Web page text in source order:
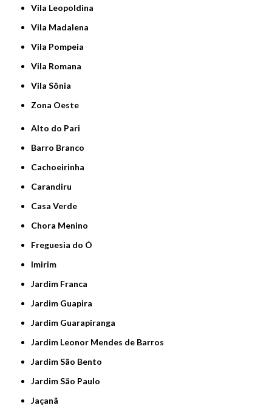
Vila Leopoldina
Vila Madalena
Vila Pompeia
Vila Romana
Vila Sônia
Zona Oeste
Alto do Pari
Barro Branco
Cachoeirinha
Carandiru
Casa Verde
Chora Menino
Freguesia do Ó
Imirim
Jardim Franca
Jardim Guapira
Jardim Guarapiranga
Jardim Leonor Mendes de Barros
Jardim São Bento
Jardim São Paulo
Jaçanã